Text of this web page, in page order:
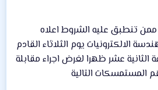
ممن تنطبق عليه الشروط اعلاه
الالكترونيات يوم الثلاثاء القادم
١١/١٣ الساعة الثانية عشر ظهرا لغرض اجراء مقابلة
التالية